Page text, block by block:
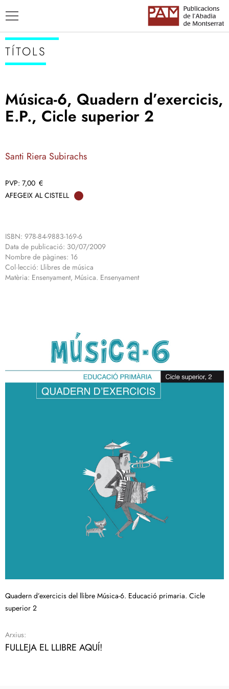
TÍTOLS
AUTORS
TÍTOLS
Música-6, Quadern d’exercicis,
E.P., Cicle superior 2
Santi Riera Subirachs
7,00 €
AFEGEIX AL CISTELL
ISBN: 978-84-9883-169-6
Data de publicació: 30/07/2009
Nombre de pàgines: 16
Col·lecció: Llibres de música
Matèria: Ensenyament, Música. Ensenyament
Quadern d’exercicis del llibre Música-6. Educació primaria. Cicle
superior 2
Arxius:
FULLEJA EL LLIBRE AQUÍ!